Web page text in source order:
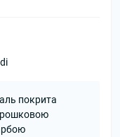
покрита